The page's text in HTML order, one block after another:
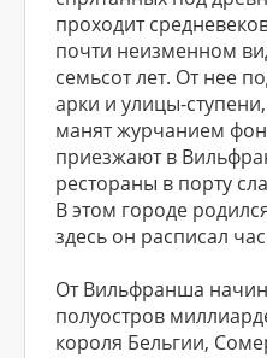
проходит
почти неизменном
семьсот лет. От нее
арки и улицы-
манят журчанием
приезжают в
рестораны в порту
В этом городе
здесь он расписал
От Вильфранша
полуостров
короля Бельгии,